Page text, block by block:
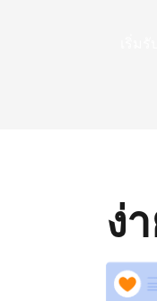
เริ่ม
ง่